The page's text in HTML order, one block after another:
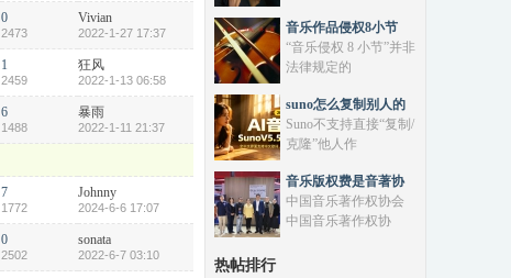
0
2473
Vivian
2022-1-27 17:37
1
2459
狂风
2022-1-13 06:58
6
1488
暴雨
2022-1-11 21:37
7
1772
Johnny
2024-6-6 17:07
0
2502
sonata
2022-6-7 03:10
音乐作品侵权8小节
“音乐侵权 8 小节”‌并非
法律规定的
suno怎么复制别人的
Suno‌不支持直接“复制/
克隆”他人作
音乐版权费是音著协
中国音乐著作权协会
中国音乐著作权协
热帖排行